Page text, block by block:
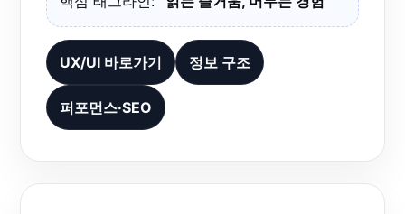
UX/UI 바로가기 정보 구조
퍼포먼스·SEO